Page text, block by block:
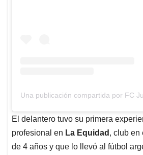
Una publicación compartida por FC
El delantero tuvo su primera
profesional en La Equidad , club en
de 4 años y que lo llevó al fútbol